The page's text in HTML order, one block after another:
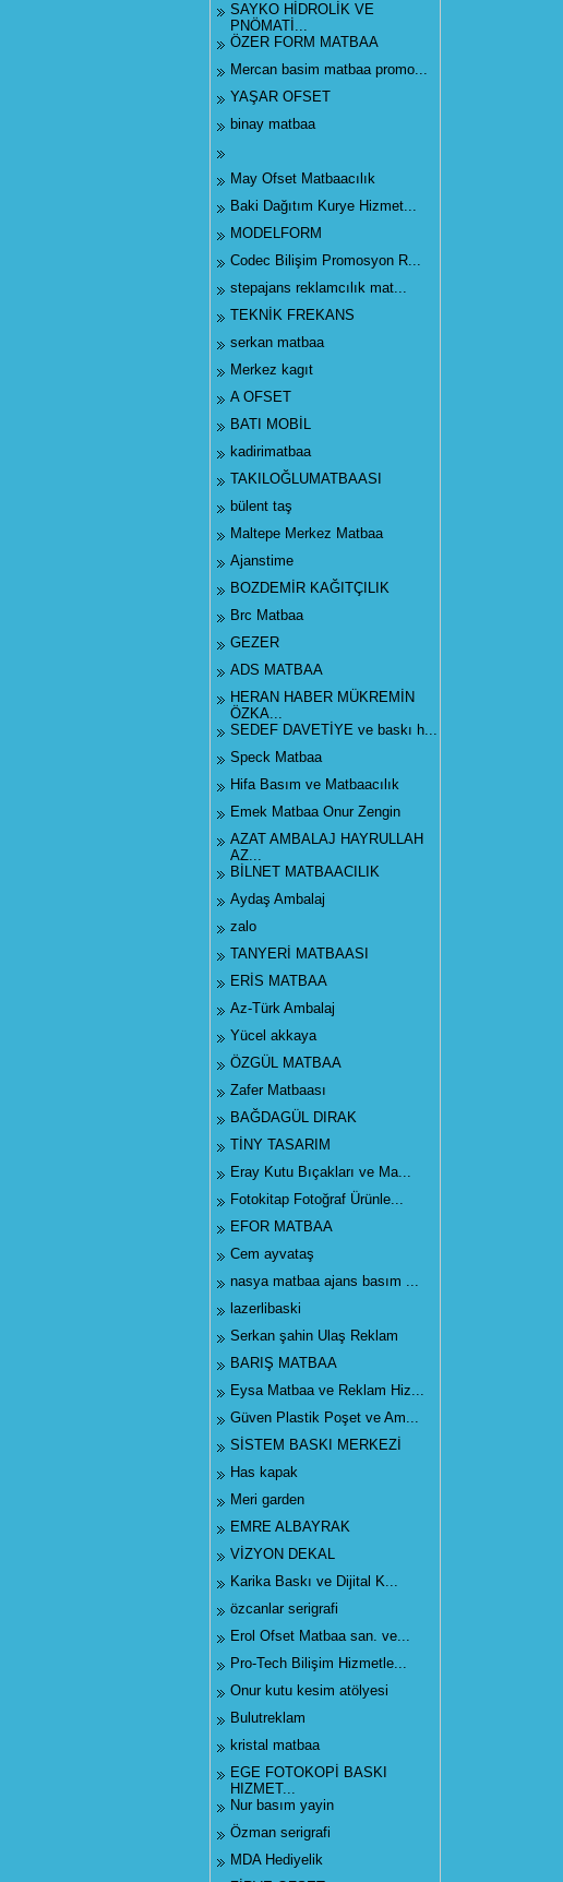
SAYKO HİDROLİK VE
PNÖMATİ...
ÖZER FORM MATBAA
Mercan basim matbaa promo...
YAŞAR OFSET
binay matbaa
May Ofset Matbaacılık
Baki Dağıtım Kurye Hizmet...
MODELFORM
Codec Bilişim Promosyon R...
stepajans reklamcılık mat...
TEKNİK FREKANS
serkan matbaa
Merkez kagıt
A OFSET
BATI MOBİL
kadirimatbaa
TAKILOĞLUMATBAASI
bülent taş
Maltepe Merkez Matbaa
Ajanstime
BOZDEMİR KAĞITÇILIK
Brc Matbaa
GEZER
ADS MATBAA
HERAN HABER MÜKREMİN
ÖZKA...
SEDEF DAVETİYE ve baskı h...
Speck Matbaa
Hifa Basım ve Matbaacılık
Emek Matbaa Onur Zengin
AZAT AMBALAJ HAYRULLAH
AZ...
BİLNET MATBAACILIK
Aydaş Ambalaj
zalo
TANYERİ MATBAASI
ERİS MATBAA
Az-Türk Ambalaj
Yücel akkaya
ÖZGÜL MATBAA
Zafer Matbaası
BAĞDAGÜL DIRAK
TİNY TASARIM
Eray Kutu Bıçakları ve Ma...
Fotokitap Fotoğraf Ürünle...
EFOR MATBAA
Cem ayvataş
nasya matbaa ajans basım ...
lazerlibaski
Serkan şahin Ulaş Reklam
BARIŞ MATBAA
Eysa Matbaa ve Reklam Hiz...
Güven Plastik Poşet ve Am...
SİSTEM BASKI MERKEZİ
Has kapak
Meri garden
EMRE ALBAYRAK
VİZYON DEKAL
Karika Baskı ve Dijital K...
özcanlar serigrafi
Erol Ofset Matbaa san. ve...
Pro-Tech Bilişim Hizmetle...
Onur kutu kesim atölyesi
Bulutreklam
kristal matbaa
EGE FOTOKOPİ BASKI
HIZMET...
Nur basım yayin
Özman serigrafi
MDA Hediyelik